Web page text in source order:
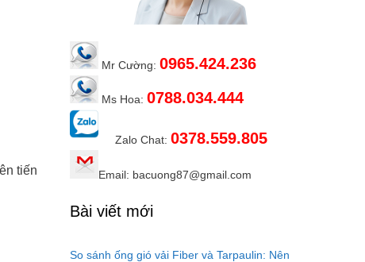
tiến
Mr Cường: 0965.424.236
Ms Hoa: 0788.034.444
Zalo Chat: 0378.559.805
Email: bacuong87@gmail.com
Bài viết mới
So sánh ống gió vải Fiber và Tarpaulin: Nên